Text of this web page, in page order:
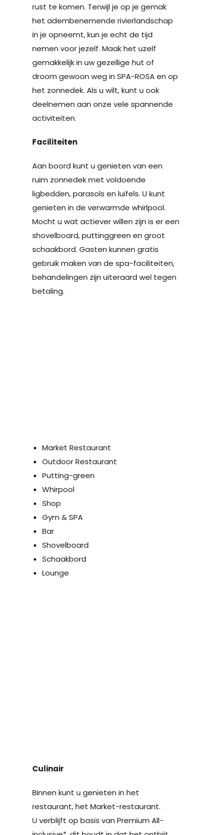
rust te komen. Terwijl je op je gemak
het adembenemende rivierlandschap
in je opneemt, kun je echt de tijd
nemen voor jezelf. Maak het uzelf
gemakkelijk in uw gezellige hut of
droom gewoon weg in SPA-ROSA en op
het zonnedek. Als u wilt, kunt u ook
deelnemen aan onze vele spannende
activiteiten.
Faciliteiten
Aan boord kunt u genieten van een
ruim zonnedek met voldoende
ligbedden, parasols en luifels. U kunt
genieten in de verwarmde whirlpool.
Mocht u wat actiever willen zijn is er een
shovelboard, puttinggreen en groot
schaakbord. Gasten kunnen gratis
gebruik maken van de spa-faciliteiten,
behandelingen zijn uiteraard wel tegen
betaling.
Gym & SPA
Bar
Shovelboard
Schaakbord
Lounge
• Vers bereide regionale en seizoens-
• ‘s Middags: gebakbuffet met koffie en
• Mineraalwater tijdens